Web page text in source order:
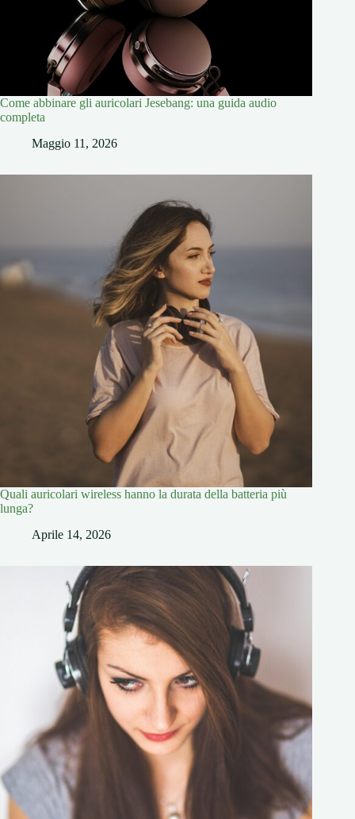
Come abbinare gli auricolari Jesebang: una guida audio
completa
Maggio 11, 2026
Quali auricolari wireless hanno la durata della batteria più
lunga?
Aprile 14, 2026